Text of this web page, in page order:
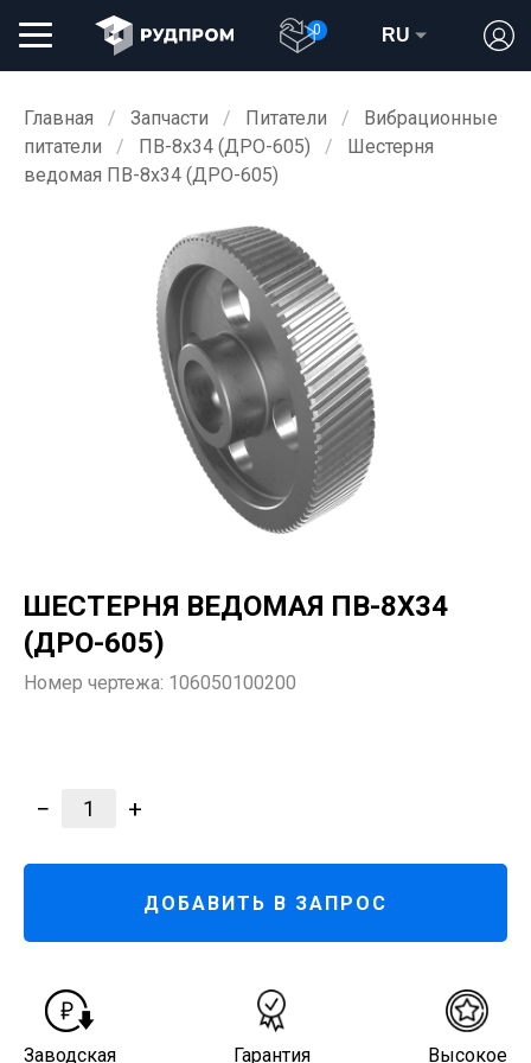
0 RU
Главная Запчасти Питатели
Вибрационные
питатели
ПВ-8х34 (ДРО-605)
Шестерня
ведомая ПВ-8х34 (ДРО-605)
ШЕСТЕРНЯ ВЕДОМАЯ ПВ-8Х34
(ДРО-605)
Номер чертежа: 106050100200
− 1 +
ДОБАВИТЬ В ЗАПРОС
Заводская Гарантия Высокое